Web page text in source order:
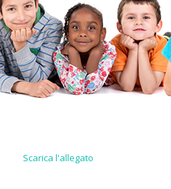
Scarica l'allegato